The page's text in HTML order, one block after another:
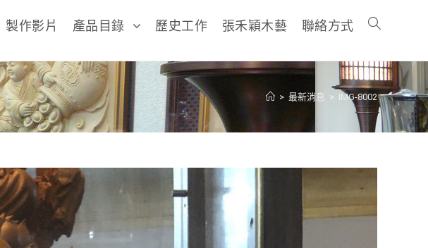
製作影片 產品目錄 歷史工作 張禾穎木藝 聯絡方式
> 最新消息 > IMG-8002